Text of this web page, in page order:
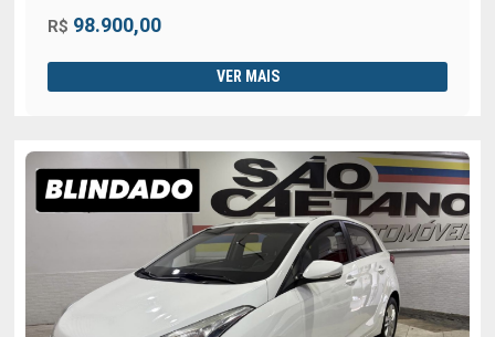
R$ 98.900,00
VER MAIS